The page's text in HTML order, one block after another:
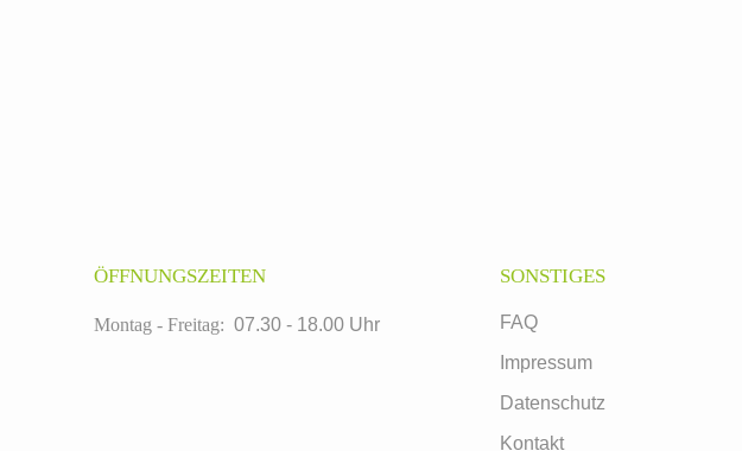
ÖFFNUNGSZEITEN
Montag - Freitag: 07.30 - 18.00 Uhr
SONSTIGES
FAQ
Impressum
Datenschutz
Kontakt